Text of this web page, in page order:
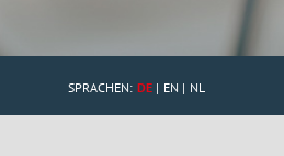
SPRACHEN: DE EN NL